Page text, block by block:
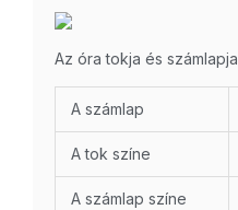
Az óra tokja és számlapja
A számlap
A tok színe
A számlap színe